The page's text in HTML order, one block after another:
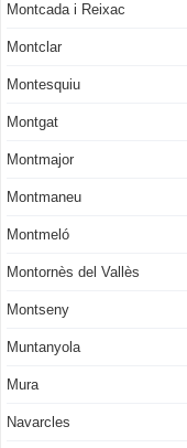
Montcada i Reixac
Montclar
Montesquiu
Montgat
Montmajor
Montmaneu
Montmeló
Montornès del Vallès
Montseny
Muntanyola
Mura
Navarcles